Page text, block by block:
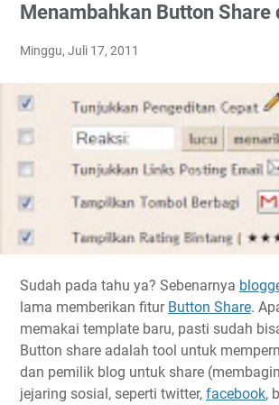
Menambahkan Button Share
Minggu, Juli 17, 2011
Sudah pada tahu ya? Sebenarnya
lama memberikan fitur Button Share.
memakai template baru, pasti sudah
Button share adalah tool untuk
dan pemilik blog untuk share
jejaring sosial, seperti twitter, facebook,